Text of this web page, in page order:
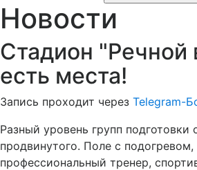
Новости
Стадион "Речной
есть места!
Запись проходит через Telegram-
Разный уровень групп
продвинутого. Поле с подогревом,
профессиональный тренер,